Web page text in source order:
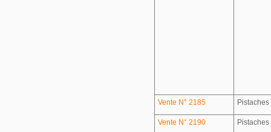
Vente N° 2185 Pistaches
Vente N° 2190 Pistaches